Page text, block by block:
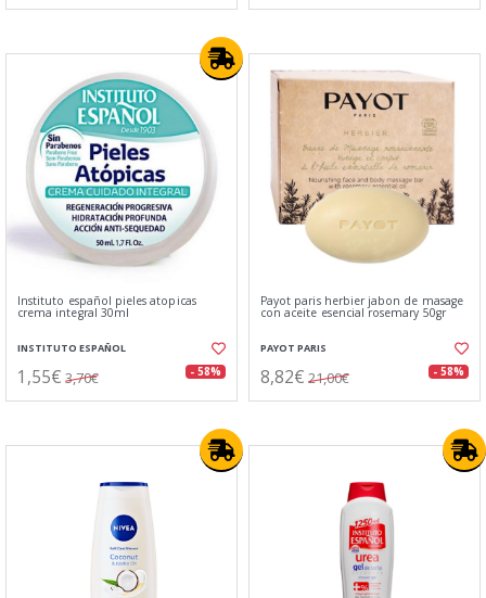
Instituto español pieles atopicas
crema integral 30ml
INSTITUTO ESPAÑOL
1,55€ 3,70€ - 58%
Payot paris herbier jabon de masage
con aceite esencial rosemary 50gr
PAYOT PARIS
8,82€ 21,00€ - 58%